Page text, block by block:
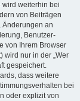
wird weiterhin bei
von Beiträgen
Änderungen an
Benutzer-
von Ihrem Browser
wird nur in der „Wer
gespeichert.
dass weitere
bei
oder explizit von